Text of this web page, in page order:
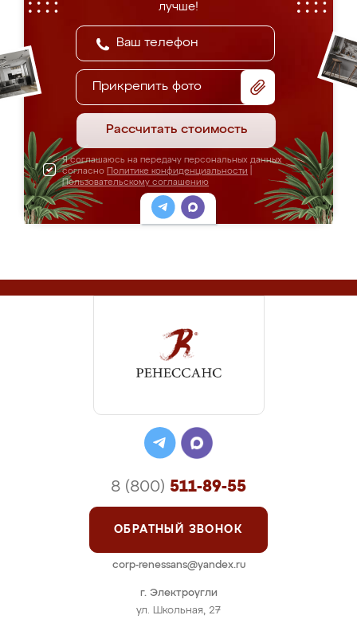
лучше!
Прикрепить фото
Рассчитать стоимость
Я соглашаюсь на передачу персональных данных
согласно Политике конфиденциальности
Пользовательскому соглашению
г. Электроугли
ул. Школьная, 27
8 (800) 511-89-55
ОБРАТНЫЙ ЗВОНОК
corp-renessans@yandex.ru